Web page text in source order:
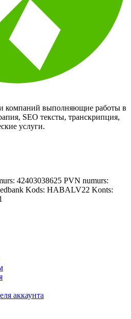
компаний выполняющие работы в
SEO тексты, транскрипция,
услуги.
42403038625 PVN numurs:
Kods: HABALV22 Konts:
аккаунта